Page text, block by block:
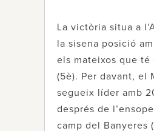
La victòria situa a
la sisena posició
els mateixos que té
(5è). Per davant, el
segueix líder amb
després de
camp del Banyeres